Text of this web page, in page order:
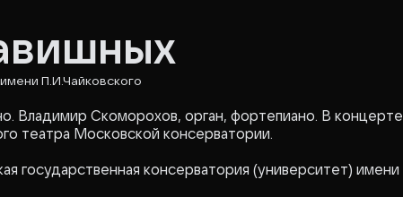
П.И.Чайковского
Владимир Скоморохов, орган, фортепиано. В концерте
театра Московской консерватории.
государственная консерватория (университет) имени